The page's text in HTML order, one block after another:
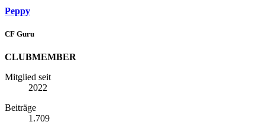
Peppy
CF Guru
CLUBMEMBER
Mitglied seit
2022
Beiträge
1.709